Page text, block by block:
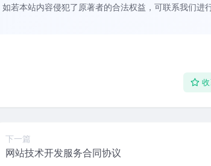
若本站内容侵犯了原著者的合法权益，可联系我们进
下一篇
网站技术开发服务合同协议